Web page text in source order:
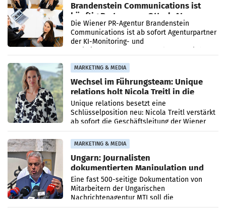
Brandenstein Communications ist
künftig Partner von OtterlyAI
Die Wiener PR-Agentur Brandenstein
Communications ist ab sofort Agenturpartner
der KI-Monitoring- und
MARKETING & MEDIA
Wechsel im Führungsteam: Unique
relations holt Nicola Treitl in die
Geschäftsleitung
Unique relations besetzt eine
Schlüsselposition neu: Nicola Treitl verstärkt
ab sofort die Geschäftsleitung der Wiener
PR-Agentur an der Seite von Josef Kalina und
Anna Kalina-Mahr.
MARKETING & MEDIA
Ungarn: Journalisten
dokumentierten Manipulation und
Zensur
Eine fast 500-seitige Dokumentation von
Mitarbeitern der Ungarischen
Nachrichtenagentur MTI soll die
systematische Nachrichten-Manipulation und